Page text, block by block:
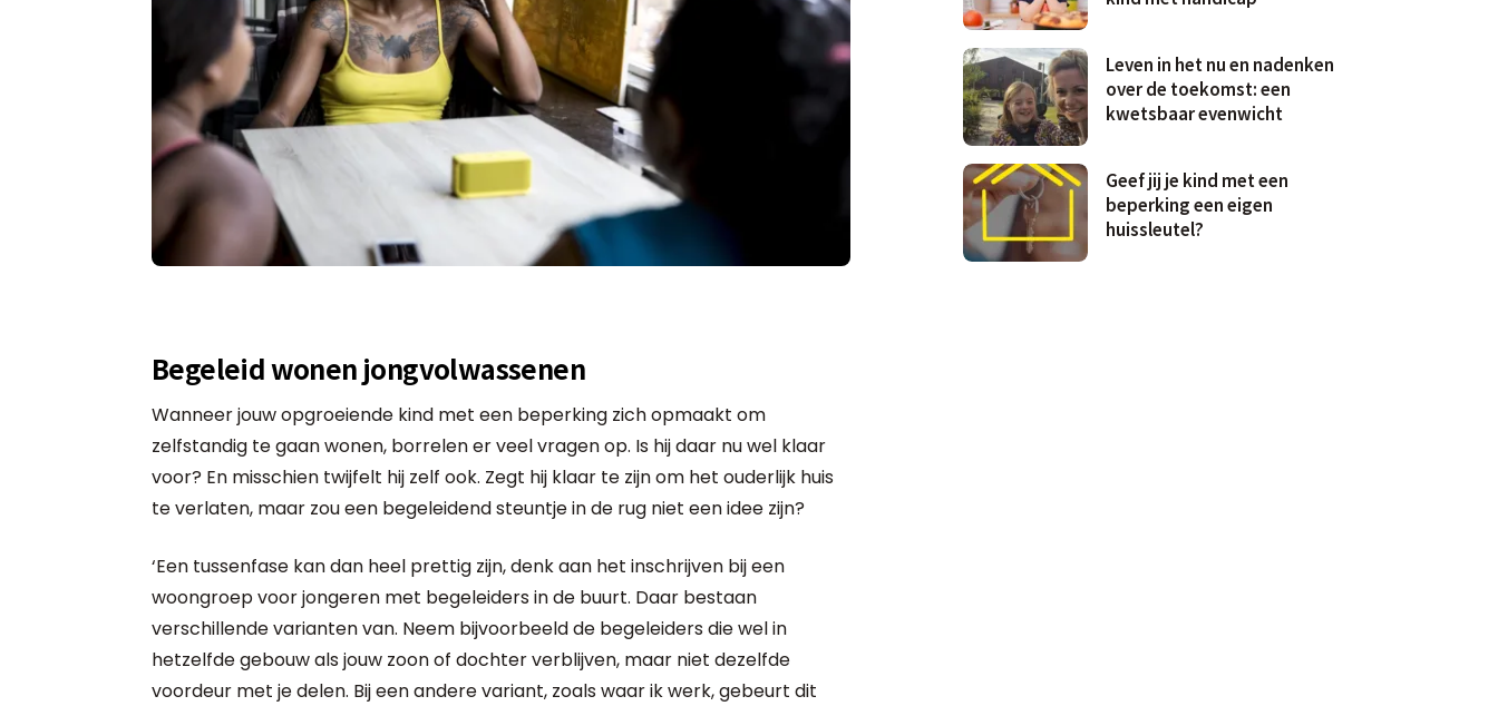
Begeleid wonen jongvolwassenen
Wanneer jouw opgroeiende kind met een beperking zich opmaakt om
zelfstandig te gaan wonen, borrelen er veel vragen op. Is hij daar nu wel klaar
voor? En misschien twijfelt hij zelf ook. Zegt hij klaar te zijn om het ouderlijk huis
te verlaten, maar zou een begeleidend steuntje in de rug niet een idee zijn?
‘Een tussenfase kan dan heel prettig zijn, denk aan het inschrijven bij een
woongroep voor jongeren met begeleiders in de buurt. Daar bestaan
verschillende varianten van. Neem bijvoorbeeld de begeleiders die wel in
hetzelfde gebouw als jouw zoon of dochter verblijven, maar niet dezelfde
voordeur met je delen. Bij een andere variant, zoals waar ik werk, gebeurt dit
Leven in het nu en nadenken
over de toekomst: een
kwetsbaar evenwicht
Geef jij je kind met een
beperking een eigen
huissleutel?